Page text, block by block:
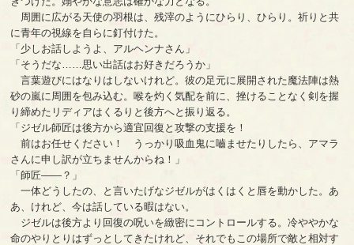
周囲に広がる天使の羽根は、残滓のようにひらり、ひらり。祈りと共
に青年の視線を自らに釘付けた。
「少しお話しようよ、アルヘンナさん」
「そうだな……思い出話はお好きだろうか」
言葉遊びにはなりはしないけれど。彼の足元に展開された魔法陣は熱
砂の嵐に周囲を包み込む。喉を灼く気配を前に、挫けることなく剣を握
り締めたリディアはくるりと後方へと振り返る。
「ジゼル師匠は後方から適宜回復と攻撃の支援を！
前はお任せください！ うっかり吸血鬼に嚙ませたりしたら、アマラ
さんに申し訳が立ちませんからね！」
「師匠――？」
一体どうしたの、と言いたげなジゼルがはくはくと唇を動かした。あ
あ、けれど、今は話している暇はない。
ジゼルは後方より回復の呪いを緻密にコントロールする。冷ややかな
命のやりとりはずっとしてきたけれど、それでもこの場所で敵と相対す